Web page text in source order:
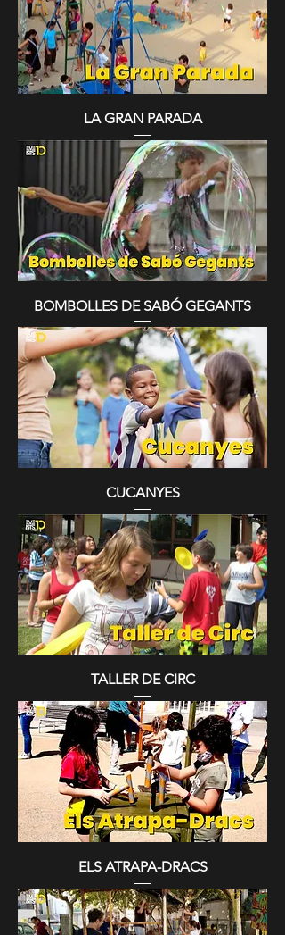
LA GRAN PARADA
BOMBOLLES DE SABÓ GEGANTS
CUCANYES
TALLER DE CIRC
ELS ATRAPA-DRACS